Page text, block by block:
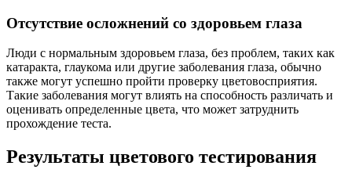
Отсутствие осложнений со здоровьем глаза
Люди с нормальным здоровьем глаза, без проблем, таких как
катаракта, глаукома или другие заболевания глаза, обычно
также могут успешно пройти проверку цветовосприятия.
Такие заболевания могут влиять на способность различать и
оценивать определенные цвета, что может затруднить
прохождение теста.
Результаты цветового тестирования